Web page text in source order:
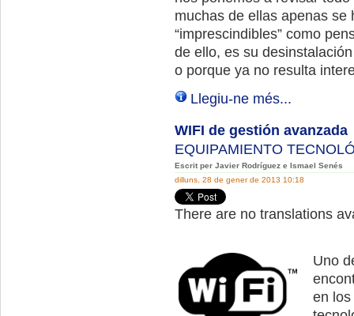
muchas de ellas apenas
“imprescindibles” como
de ello, es su
o porque ya no resulta
Llegiu-ne més...
WIFI de gestión avanzada
EQUIPAMIENTO
Escrit per Javier Rodríguez e Ismael Senés
dilluns, 28 de gener de 2013 10:18
There are no translations
Uno
en